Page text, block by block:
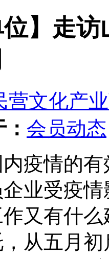
位】走
营文化产
会员动态
疫情的
业受疫
又有什
从五月